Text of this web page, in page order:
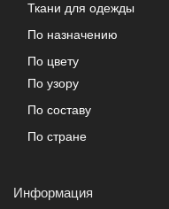
Ткани для одежды
По назначению
По цвету
По узору
По составу
По стране
Информация